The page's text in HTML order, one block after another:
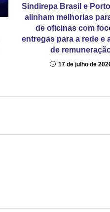
Sindirepa Brasil e
alinham melhorias
de oficinas com
entregas para a rede e
de
17 de julho de